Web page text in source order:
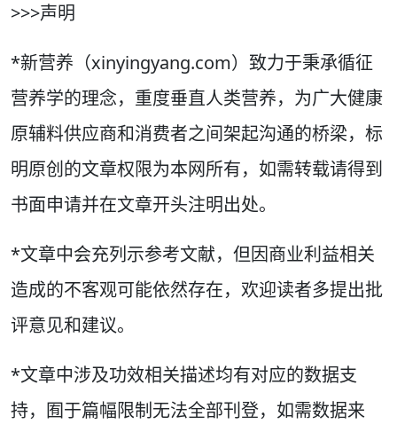
>>>声明
*新营养（xinyingyang.com）致力于秉承循征
营养学的理念，重度垂直人类营养，为广大健康
原辅料供应商和消费者之间架起沟通的桥梁，标
明原创的文章权限为本网所有，如需转载请得到
书面申请并在文章开头注明出处。
*文章中会充列示参考文献，但因商业利益相关
造成的不客观可能依然存在，欢迎读者多提出批
评意见和建议。
*文章中涉及功效相关描述均有对应的数据支
持，囿于篇幅限制无法全部刊登，如需数据来